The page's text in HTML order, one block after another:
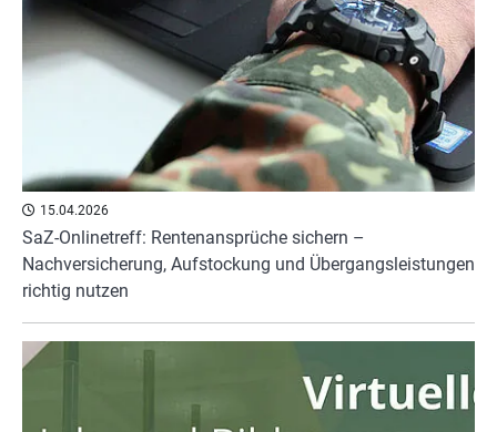
15.04.2026
SaZ-Onlinetreff: Rentenansprüche sichern –
Nachversicherung, Aufstockung und Übergangsleistungen
richtig nutzen